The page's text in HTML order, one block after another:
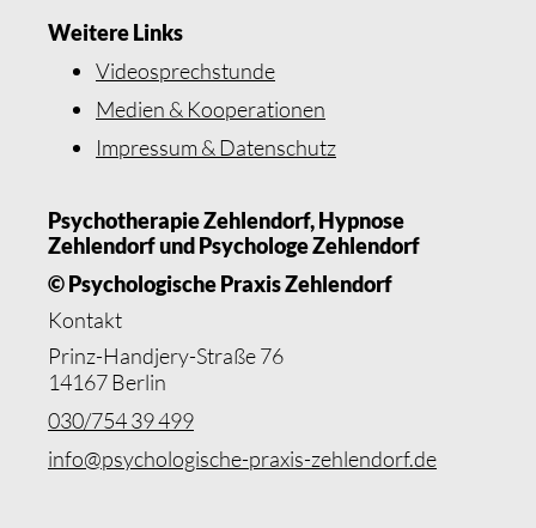
Weitere Links
Videosprechstunde
Medien & Kooperationen
Impressum & Datenschutz
Psychotherapie Zehlendorf, Hypnose
Zehlendorf und Psychologe Zehlendorf
© Psychologische Praxis Zehlendorf
Kontakt
Prinz-Handjery-Straße 76
14167 Berlin
030/754 39 499
info@psychologische-praxis-zehlendorf.de